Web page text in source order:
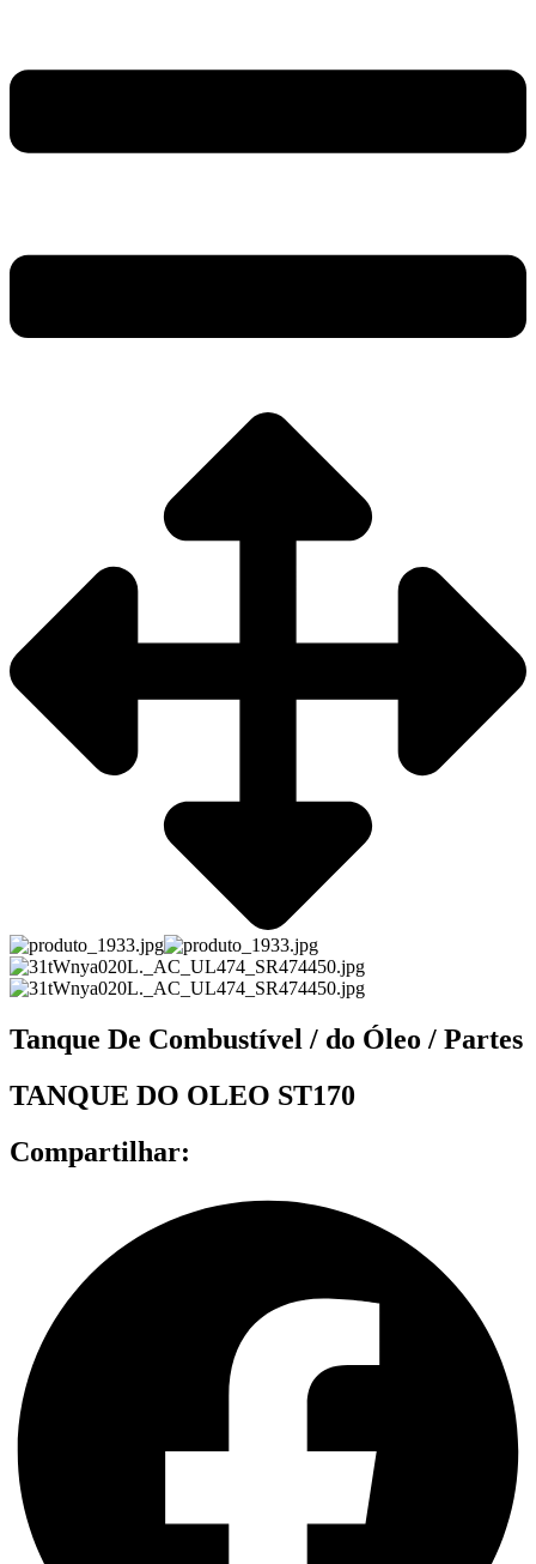
Tanque De Combustível / do Óleo / Partes
TANQUE DO OLEO ST170
Compartilhar: